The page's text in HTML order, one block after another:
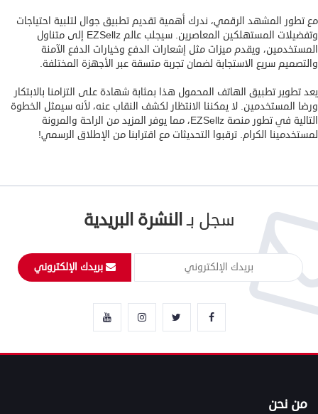
مع تطور المشهد الرقمي، ندرك أهمية تقديم تطبيق جوال لتلبية احتياجات
وتفضيلات المستهلكين المعاصرين. سيجلب عالم EZSellz إلى متناول
المستخدمين، ويقدم ميزات مثل إشعارات الدفع وخيارات الدفع الآمنة
والتصميم سريع الاستجابة لضمان تجربة متسقة عبر الأجهزة المختلفة.
يعد تطوير تطبيق الهاتف المحمول هذا بمثابة شهادة على التزامنا بالابتكار
ورضا المستخدمين. لا يمكننا الانتظار لكشف النقاب عنه، لأنه سيمثل الخطوة
التالية في تطور منصة EZSellz، مما يوفر المزيد من الراحة والمرونة
لمستخدمينا الكرام. ترقبوا التحديثات مع اقترابنا من الإطلاق الرسمي!
سجل بـالنشرة البريدية
بريدك الإلكتروني
من نحن